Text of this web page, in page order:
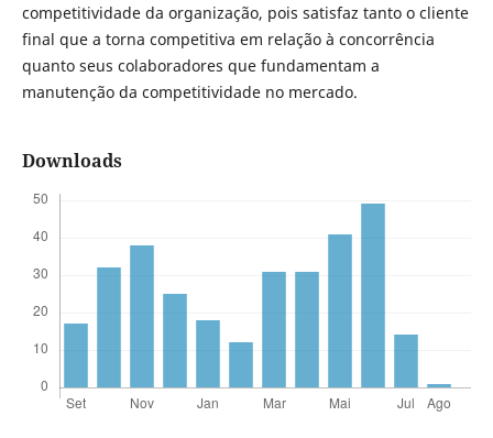
competitividade da organização, pois satisfaz tanto o cliente
final que a torna competitiva em relação à concorrência
quanto seus colaboradores que fundamentam a
manutenção da competitividade no mercado.
Downloads